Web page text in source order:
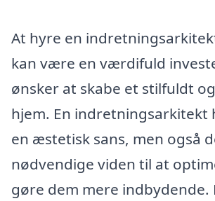
At hyre en
kan være en værdifuld
ønsker at skabe et stilfuldt
hjem. En indretningsarkitekt
en æstetisk sans, men også
nødvendige viden til at
gøre dem mere